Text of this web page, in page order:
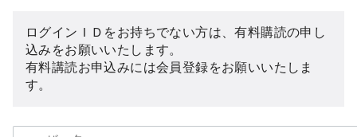
ログインＩＤをお持ちでない方は、有料購読の申し
込みをお願いいたします。
有料講読お申込みには会員登録をお願いいたしま
す。